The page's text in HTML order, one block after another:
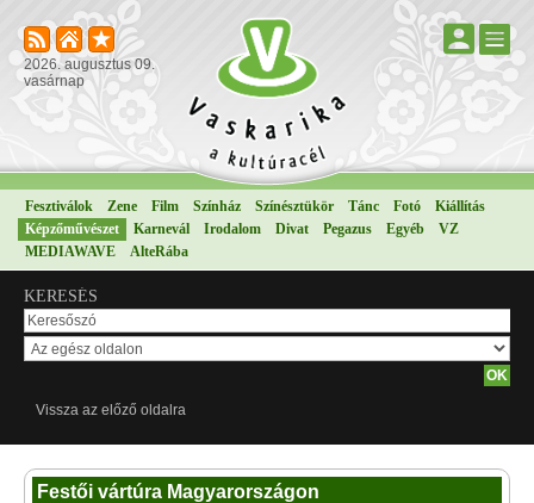
2026. augusztus 09.
vasárnap
Fesztiválok Zene Film Színház Színésztükör Tánc Fotó
Kiállítás
Képzőművészet
Karnevál Irodalom Divat Pegazus Egyéb
VZ
MEDIAWAVE
AlteRába
KERESÉS
Vissza az előző oldalra
Festői vártúra Magyarországon